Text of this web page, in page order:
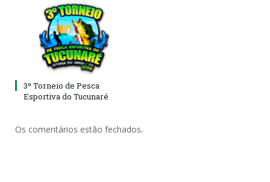
3º Torneio de Pesca
Esportiva do Tucunaré
Os comentários estão fechados.